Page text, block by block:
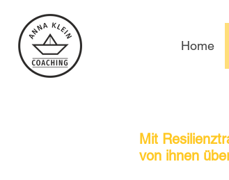
Home
Mit
von ihnen